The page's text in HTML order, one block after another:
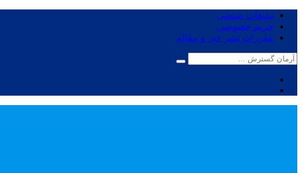
تبلیغات صنعتی
حریم خصوصی
مقررات نشر خبر و مقاله